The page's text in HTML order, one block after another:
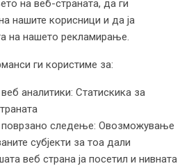
на веб-страната, да ги
нашите корисници и да ја
на нашето рекламирање.
ги користиме за:
аналитики: Статискика за
следење: Овозможување
субјекти за тоа дали
веб страна ја посетил и нивната